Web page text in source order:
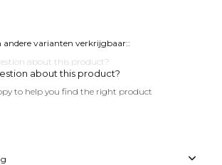
andere varianten verkrijgbaar::
about this product?
to help you find the right product